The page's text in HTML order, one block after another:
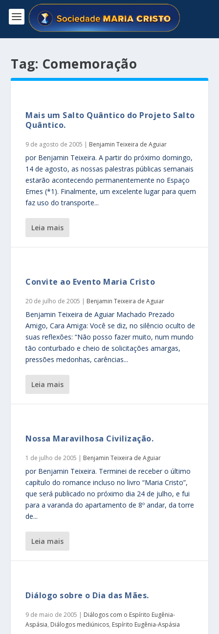
Tag: Comemoração
Mais um Salto Quântico do Projeto Salto
Quântico.
9 de agosto de 2005 | Benjamin Teixeira de Aguiar
por Benjamin Teixeira. A partir do próximo domingo,
14 de agosto, as nossas palestras públicas semanais
estarão acontecendo permanentemente no Espaço
Emes (*1). Finalmente, um excelente lugar para quem
faz uso do transporte...
leia mais
Convite ao Evento Maria Cristo
20 de julho de 2005 | Benjamin Teixeira de Aguiar
Benjamin Teixeira de Aguiar Machado Prezado
Amigo, Cara Amiga: Você se diz, no silêncio oculto de
suas reflexões: “Não posso fazer muito, num mundo
tão conturbado e cheio de solicitações amargas,
pressões medonhas, carências...
leia mais
Nossa Maravilhosa Civilização.
1 de julho de 2005 | Benjamin Teixeira de Aguiar
por Benjamin Teixeira. Terminei de receber o último
capítulo do romance incluso no livro “Maria Cristo”,
que será publicado no próximo dia 24 de julho, e fui
para a varanda do apartamento de 8º andar, da torre
de...
leia mais
Diálogo sobre o Dia das Mães.
9 de maio de 2005 | Diálogos com o Espírito Eugênia-
Aspásia, Diálogos mediúnicos, Espírito Eugênia-Aspásia